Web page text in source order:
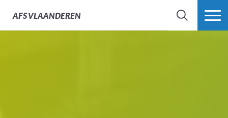
AFSVLAANDEREN
ZOEK MEER